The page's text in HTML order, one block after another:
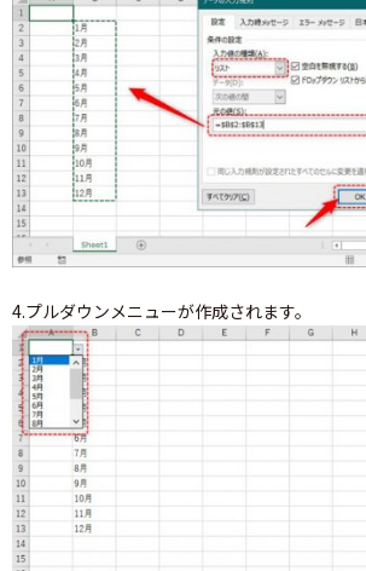
4.プルダウンメニューが作成されます。